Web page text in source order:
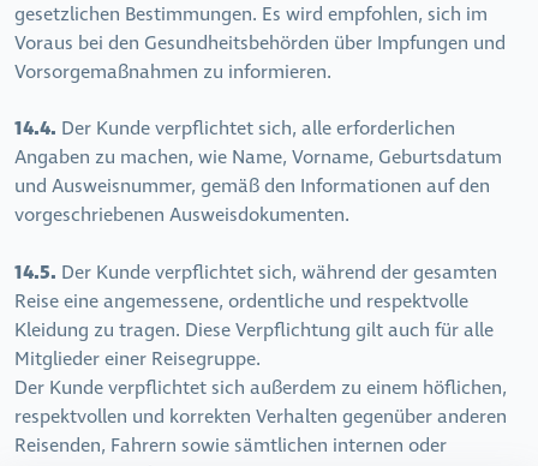
gesetzlichen Bestimmungen. Es wird empfohlen, sich im
Voraus bei den Gesundheitsbehörden über Impfungen und
Vorsorgemaßnahmen zu informieren.
14.4. Der Kunde verpflichtet sich, alle erforderlichen
Angaben zu machen, wie Name, Vorname, Geburtsdatum
und Ausweisnummer, gemäß den Informationen auf den
vorgeschriebenen Ausweisdokumenten.
14.5. Der Kunde verpflichtet sich, während der gesamten
Reise eine angemessene, ordentliche und respektvolle
Kleidung zu tragen. Diese Verpflichtung gilt auch für alle
Mitglieder einer Reisegruppe.
Der Kunde verpflichtet sich außerdem zu einem höflichen,
respektvollen und korrekten Verhalten gegenüber anderen
Reisenden, Fahrern sowie sämtlichen internen oder